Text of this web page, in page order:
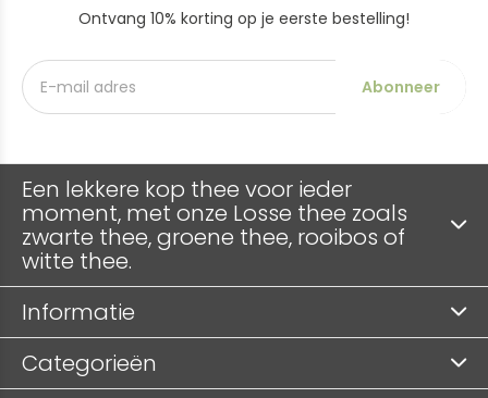
Ontvang 10% korting op je eerste bestelling!
Abonneer
Een lekkere kop thee voor ieder
moment, met onze Losse thee zoals
zwarte thee, groene thee, rooibos of
witte thee.
Informatie
Categorieën